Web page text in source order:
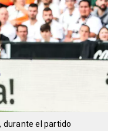
durante el partido